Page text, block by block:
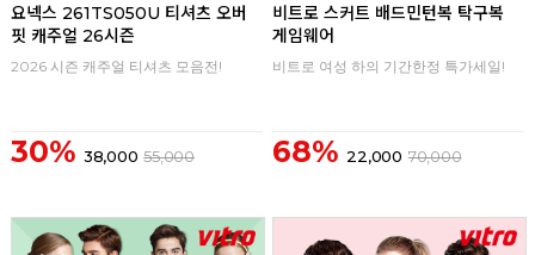
요넥스 261TS050U 티셔츠 오버
핏 캐주얼 26시즌
2026 시즌 캐주얼 티셔츠 모음전!
30% 38,000 55,000
비트로 스커트 배드민턴복 탁구복
게임웨어
비트로 여성 하의 기간한정 특가세일!
68% 22,000 70,000